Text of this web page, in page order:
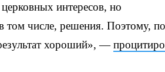
интересов, но
том числе, решения. Поэтому, по
хороший», —